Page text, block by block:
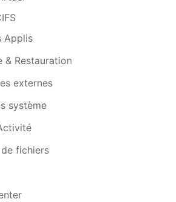
Applis
& Restauration
externes
système
fichiers